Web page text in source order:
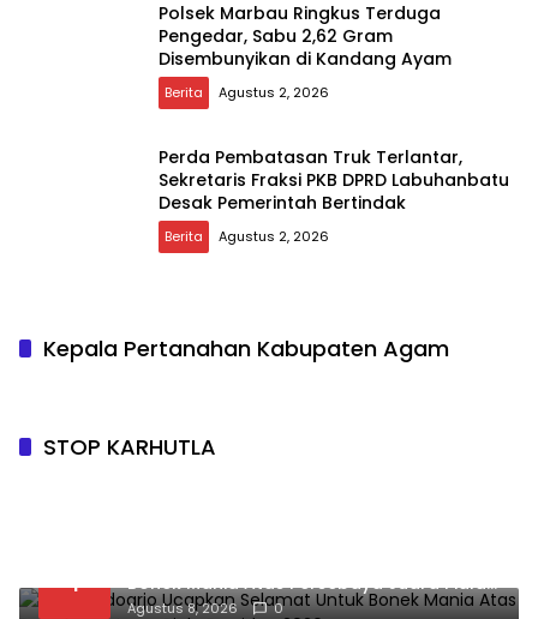
Polsek Marbau Ringkus Terduga
Pengedar, Sabu 2,62 Gram
Disembunyikan di Kandang Ayam
Berita Agustus 2, 2026
Perda Pembatasan Truk Terlantar,
Sekretaris Fraksi PKB DPRD Labuhanbatu
Desak Pemerintah Bertindak
Berita Agustus 2, 2026
Kepala Pertanahan Kabupaten Agam
STOP KARHUTLA
1
Bonek Mania Atas Persebaya Juara Piala
Presiden 2026
Agustus 8, 2026 0